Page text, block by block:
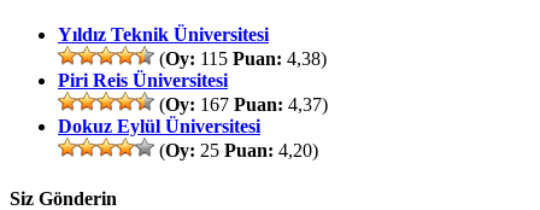
Yıldız Teknik Üniversitesi
(Oy: 115 Puan: 4,38)
Piri Reis Üniversitesi
(Oy: 167 Puan: 4,37)
Dokuz Eylül Üniversitesi
(Oy: 25 Puan: 4,20)
Siz Gönderin